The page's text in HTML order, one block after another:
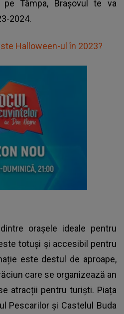
Tâmpa, Brașovul te va
2024.
Halloween-ul în 2023?
orașele ideale pentru
totuși și accesibil pentru
este destul de aproape,
care se organizează an
atracții pentru turiști. Piața
Pescarilor și Castelul Buda